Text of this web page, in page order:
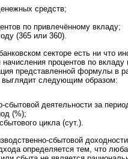
средств;
по привлечённому вкладу;
(365 или 360).
секторе есть ни что
процентов по вкладу
представленной формулы в
выглядит следующим образом:
сбытовой деятельности за
(%);
цикла (сут.).
сбытовой
определяется тем, что